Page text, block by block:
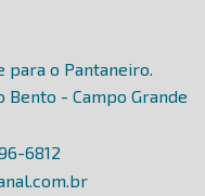
para o Pantaneiro.
Bento - Campo Grande
6812